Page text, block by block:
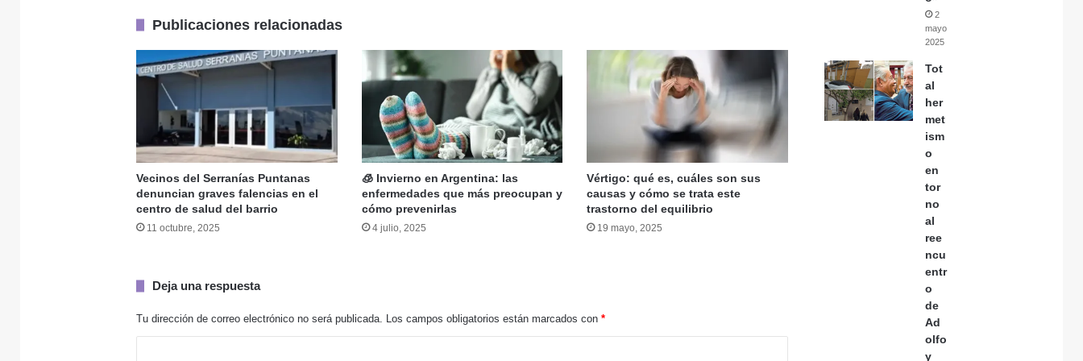
10 junio, 2026
Mujer, Salud, Maternidad… y todo lo que una mujer debe saber
27 mayo, 2026
Salud, maternidad y todo lo que una mujer debe saber
19 diciembre, 2025
Cuando la angustia se vuelve silencio: el suicidio y la sensación de no tener salida
Publicaciones relacionadas
Vecinos del Serranías Puntanas
denuncian graves falencias en el
centro de salud del barrio
11 octubre, 2025
🧊 Invierno en Argentina: las
enfermedades que más preocupan y
cómo prevenirlas
4 julio, 2025
Vértigo: qué es, cuáles son sus
causas y cómo se trata este
trastorno del equilibrio
19 mayo, 2025
Deja una respuesta
Tu dirección de correo electrónico no será publicada. Los campos obligatorios están marcados con*
2
mayo,
2025
Tot
al
her
met
ism
o
en
tor
no
al
ree
ncu
entr
o
de
Ad
olfo
y